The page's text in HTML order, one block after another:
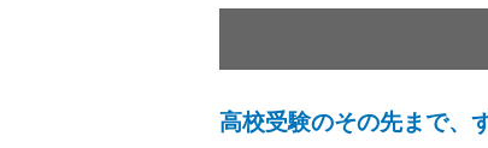
高校受験のその先まで、